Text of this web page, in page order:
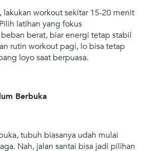
lakukan workout sekitar 15-20 menit
latihan yang fokus
berat, biar energi tetap stabil
rutin workout pagi, lo bisa tetap
loyo saat berpuasa.
Berbuka
tubuh biasanya udah mulai
Nah, jalan santai bisa jadi pilihan